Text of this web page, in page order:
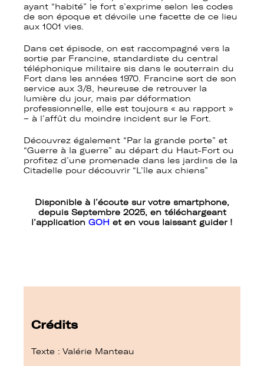
ayant “habité” le fort s’exprime selon les codes
de son époque et dévoile une facette de ce lieu
aux 1001 vies.
Dans cet épisode, on est raccompagné vers la
sortie par Francine, standardiste du central
téléphonique militaire sis dans le souterrain du
Fort dans les années 1970. Francine sort de son
service aux 3/8, heureuse de retrouver la
lumière du jour, mais par déformation
professionnelle, elle est toujours « au rapport »
– à l’affût du moindre incident sur le Fort.
Découvrez également “Par la grande porte” et
“Guerre à la guerre” au départ du Haut-Fort ou
profitez d’une promenade dans les jardins de la
Citadelle pour découvrir “L’île aux chiens”
Disponible à l’écoute sur votre smartphone,
depuis Septembre 2025, en téléchargeant
l’application GOH et en vous laissant guider !
Crédits
Texte : Valérie Manteau